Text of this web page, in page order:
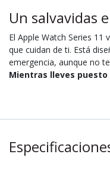
Un salvavidas
El Apple Watch Series 11
que cuidan de ti. Está
emergencia, aunque no
Mientras lleves